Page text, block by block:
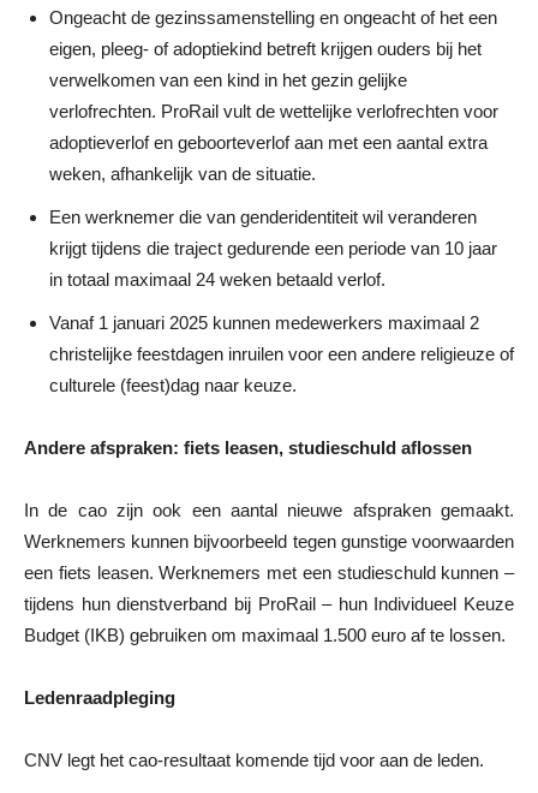
Ongeacht de gezinssamenstelling en ongeacht of het een
eigen, pleeg- of adoptiekind betreft krijgen ouders bij het
verwelkomen van een kind in het gezin gelijke
verlofrechten. ProRail vult de wettelijke verlofrechten voor
adoptieverlof en geboorteverlof aan met een aantal extra
weken, afhankelijk van de situatie.
Een werknemer die van genderidentiteit wil veranderen
krijgt tijdens die traject gedurende een periode van 10 jaar
in totaal maximaal 24 weken betaald verlof.
Vanaf 1 januari 2025 kunnen medewerkers maximaal 2
christelijke feestdagen inruilen voor een andere religieuze of
culturele (feest)dag naar keuze.
Andere afspraken: fiets leasen, studieschuld aflossen
In de cao zijn ook een aantal nieuwe afspraken gemaakt.
Werknemers kunnen bijvoorbeeld tegen gunstige voorwaarden
een fiets leasen. Werknemers met een studieschuld kunnen –
tijdens hun dienstverband bij ProRail – hun Individueel Keuze
Budget (IKB) gebruiken om maximaal 1.500 euro af te lossen.
Ledenraadpleging
CNV legt het cao-resultaat komende tijd voor aan de leden.